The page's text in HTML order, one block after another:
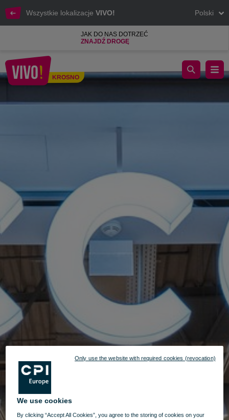
Wszystkie lokalizacje VIVO! Polski
JAK DO NAS DOTRZEĆ
ZNAJDŹ DROGĘ
KROSNO
Twoje ulubione buty, torebki i akcesoria
We use cookies
By clicking “Accept All Cookies”, you agree to the storing of cookies on your
Only use the website with required cookies (revocation)